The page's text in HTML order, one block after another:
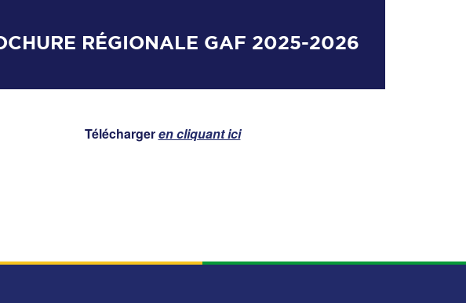
RÉGIONALE GAF 2025-2026
Téléchargeren cliquant ici